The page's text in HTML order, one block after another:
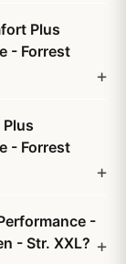
Plus
- Forrest
- Forrest
-
- Str. XXL?